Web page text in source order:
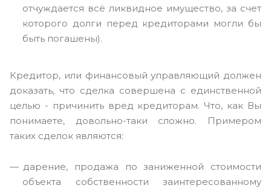
отчуждается всё ликвидное имущество, за счет
которого долги перед кредиторами могли бы
быть погашены).
Кредитор, или финансовый управляющий должен
доказать, что сделка совершена с единственной
целью - причинить вред кредиторам. Что, как Вы
понимаете, довольно-таки сложно. Примером
таких сделок являются:
дарение, продажа по заниженной стоимости
объекта собственности заинтересованному